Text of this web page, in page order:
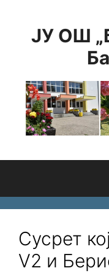
contentЈУ ОШ
Сусрет
V2 и